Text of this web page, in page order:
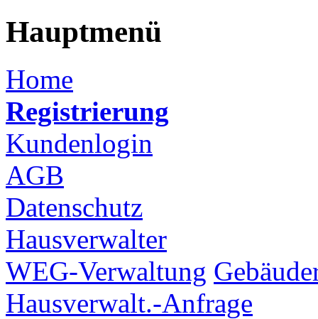
Hauptmenü
Home
Registrierung
Kundenlogin
AGB
Datenschutz
Hausverwalter
WEG-Verwaltung
Hausverwalt.-Anfrage